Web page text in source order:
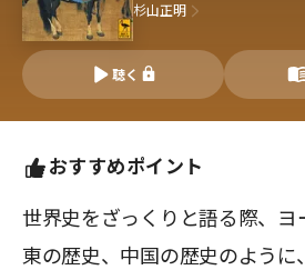
杉山正明
聴く
おすすめポイント
世界史をざっくりと語る際、ヨ
東の歴史、中国の歴史のように